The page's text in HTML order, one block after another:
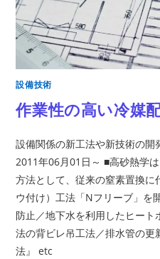
設備技術
作業性の高い冷媒
設備関係の新工法や新技術の開
2011年06月01日～ ■高砂熱学
方法として、従来の窒素置換に
ウ付け）工法「Nフリーブ」を
防止／地下水を利用したヒー
法の背ビレ吊工法／排水管の
法』 etc